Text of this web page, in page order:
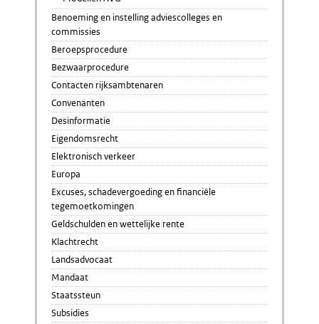
Benoeming en instelling adviescolleges en
commissies
Beroepsprocedure
Bezwaarprocedure
Contacten rijksambtenaren
Convenanten
Desinformatie
Eigendomsrecht
Elektronisch verkeer
Europa
Excuses, schadevergoeding en financiële
tegemoetkomingen
Geldschulden en wettelijke rente
Klachtrecht
Landsadvocaat
Mandaat
Staatssteun
Subsidies